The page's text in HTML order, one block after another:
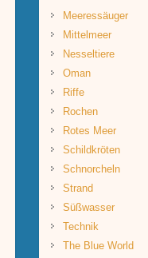
Meeressäuger
Mittelmeer
Nesseltiere
Oman
Riffe
Rochen
Rotes Meer
Schildkröten
Schnorcheln
Strand
Süßwasser
Technik
The Blue World